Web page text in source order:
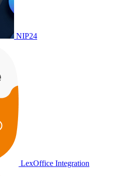
NIP24
LexOffice Integration